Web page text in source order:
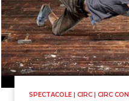
SPECTACOLE |